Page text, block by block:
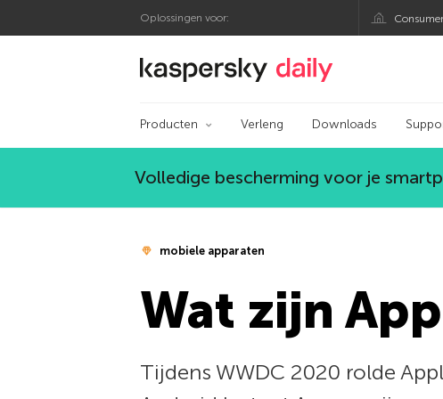
Oplossingen voor:
Kaspersky official blog
Producten Verleng Downloads
Volledige bescherming voor je
mobiele apparaten
Wat zijn
Tijdens WWDC 2020 rolde